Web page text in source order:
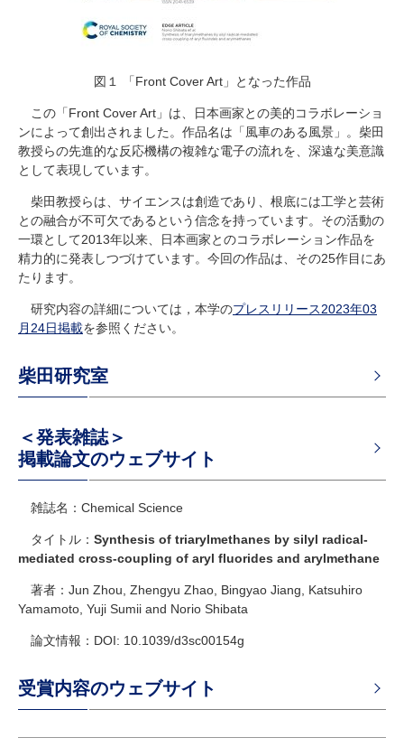
図１ 「Front Cover Art」となった作品
この「Front Cover Art 」は、日本画家との美的コラボレーショ
ンによって創出されました。作品名は「風車のある風景」。柴田
教授らの先進的な反応機構の複雑な電子の流れを、深遠な美意識
として表現しています。
柴田教授らは、サイエンスは創造であり、根底には工学と芸術
との融合が不可欠であるという信念を持っています。その活動の
一環として2013年以来、日本画家とのコラボレーション作品を
精力的に発表しつづけています。今回の作品は、その25作目にあ
たります。
研究内容の詳細については，本学のプレスリリース2023年03
月 24日掲載を参照ください。
柴田研究室
＜発表雑誌＞
掲載論文のウェブサイト
雑誌名：Chemical Science
タイトル： Synthesis of triarylmethanes by silyl radical-
mediated cross-coupling of aryl fluorides and arylmethane
著者：Jun Zhou, Zhengyu Zhao, Bingyao Jiang, Katsuhiro
Yamamoto, Yuji Sumii and Norio Shibata
論文情報：DOI: 10.1039/d3sc00154g
受賞内容のウェブサイト